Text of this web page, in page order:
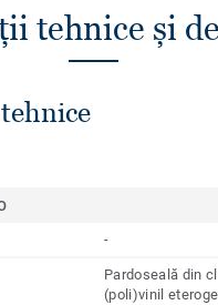
tehnice și
-
Pardoseală din
(poli)vinil